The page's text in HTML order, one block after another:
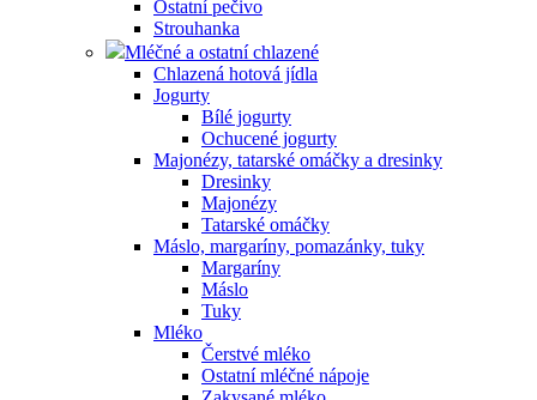
Ostatní pečivo
Strouhanka
Mléčné a ostatní chlazené
Chlazená hotová jídla
Jogurty
Bílé jogurty
Ochucené jogurty
Majonézy, tatarské omáčky a dresinky
Dresinky
Majonézy
Tatarské omáčky
Máslo, margaríny, pomazánky, tuky
Margaríny
Máslo
Tuky
Mléko
Čerstvé mléko
Ostatní mléčné nápoje